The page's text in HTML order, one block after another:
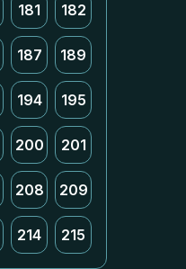
181 182
187 189
194 195
200 201
208 209
214 215